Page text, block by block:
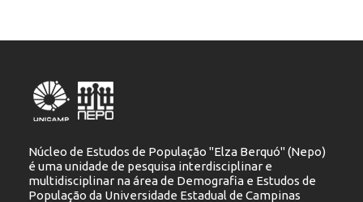
Núcleo de Estudos de População "Elza Berquó" (Nepo)
é uma unidade de pesquisa interdisciplinar e
multidisciplinar na área de Demografia e Estudos de
População da Universidade Estadual de Campinas